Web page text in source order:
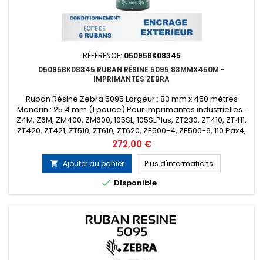
RÉFÉRENCE: 05095BK08345
05095BK08345 RUBAN RÉSINE 5095 83MMX450M -
IMPRIMANTES ZEBRA
Ruban Résine Zebra 5095 Largeur : 83 mm x 450 mètres
Mandrin : 25.4 mm (1 pouce) Pour imprimantes industrielles :
Z4M, Z6M, ZM400, ZM600, 105SL, 105SLPlus, ZT230, ZT410, ZT411,
ZT420, ZT421, ZT510, ZT610, ZT620, ZE500-4, ZE500-6, 110 Pax4,
170 Pax4, 110Xi4, 140Xi4, 170Xi4, 220Xi4 etc... Encrage : Extérieur
Conditionnement : Boîte de 6 rubans (Prix de la...
Prix
272,00 €
 Ajouter au panier Plus d'informations
 Disponible